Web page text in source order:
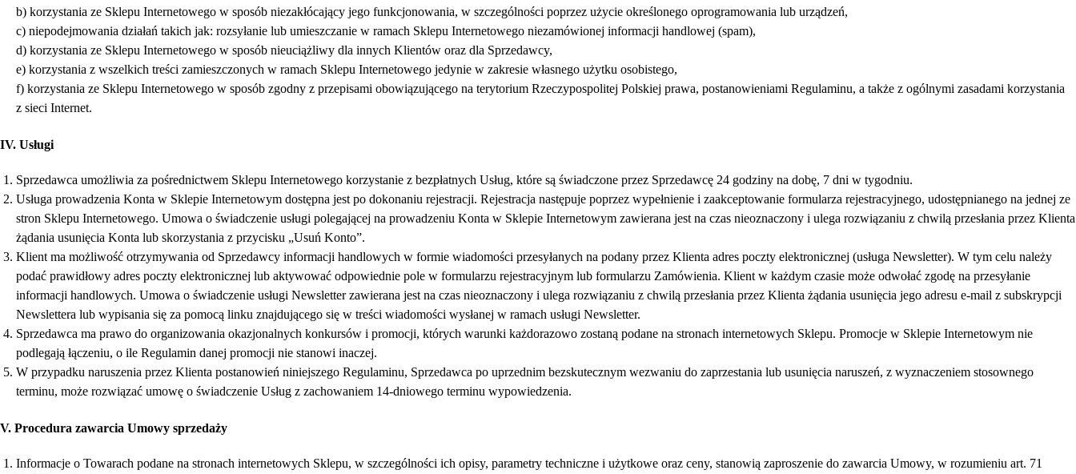
b) korzystania ze Sklepu Internetowego w sposób niezakłócający jego funkcjonowania, w szczególności poprzez użycie określonego oprogramowania lub urządzeń,
c) niepodejmowania działań takich jak: rozsyłanie lub umieszczanie w ramach Sklepu Internetowego niezamówionej informacji handlowej (spam),
d) korzystania ze Sklepu Internetowego w sposób nieuciążliwy dla innych Klientów oraz dla Sprzedawcy,
e) korzystania z wszelkich treści zamieszczonych w ramach Sklepu Internetowego jedynie w zakresie własnego użytku osobistego,
f) korzystania ze Sklepu Internetowego w sposób zgodny z przepisami obowiązującego na terytorium Rzeczypospolitej Polskiej prawa, postanowieniami Regulaminu, a także z ogólnymi zasadami korzystania
z sieci Internet.
IV. Usługi
Sprzedawca umożliwia za pośrednictwem Sklepu Internetowego korzystanie z bezpłatnych Usług, które są świadczone przez Sprzedawcę 24 godziny na dobę, 7 dni w tygodniu.
Usługa prowadzenia Konta w Sklepie Internetowym dostępna jest po dokonaniu rejestracji. Rejestracja następuje poprzez wypełnienie i zaakceptowanie formularza rejestracyjnego, udostępnianego na jednej ze
stron Sklepu Internetowego. Umowa o świadczenie usługi polegającej na prowadzeniu Konta w Sklepie Internetowym zawierana jest na czas nieoznaczony i ulega rozwiązaniu z chwilą przesłania przez Klienta
żądania usunięcia Konta lub skorzystania z przycisku „Usuń Konto”.
Klient ma możliwość otrzymywania od Sprzedawcy informacji handlowych w formie wiadomości przesyłanych na podany przez Klienta adres poczty elektronicznej (usługa Newsletter). W tym celu należy
podać prawidłowy adres poczty elektronicznej lub aktywować odpowiednie pole w formularzu rejestracyjnym lub formularzu Zamówienia. Klient w każdym czasie może odwołać zgodę na przesyłanie
informacji handlowych. Umowa o świadczenie usługi Newsletter zawierana jest na czas nieoznaczony i ulega rozwiązaniu z chwilą przesłania przez Klienta żądania usunięcia jego adresu e-mail z subskrypcji
Newslettera lub wypisania się za pomocą linku znajdującego się w treści wiadomości wysłanej w ramach usługi Newsletter.
Sprzedawca ma prawo do organizowania okazjonalnych konkursów i promocji, których warunki każdorazowo zostaną podane na stronach internetowych Sklepu. Promocje w Sklepie Internetowym nie
podlegają łączeniu, o ile Regulamin danej promocji nie stanowi inaczej.
W przypadku naruszenia przez Klienta postanowień niniejszego Regulaminu, Sprzedawca po uprzednim bezskutecznym wezwaniu do zaprzestania lub usunięcia naruszeń, z wyznaczeniem stosownego
terminu, może rozwiązać umowę o świadczenie Usług z zachowaniem 14-dniowego terminu wypowiedzenia.
V. Procedura zawarcia Umowy sprzedaży
Informacje o Towarach podane na stronach internetowych Sklepu, w szczególności ich opisy, parametry techniczne i użytkowe oraz ceny, stanowią zaproszenie do zawarcia Umowy, w rozumieniu art. 71